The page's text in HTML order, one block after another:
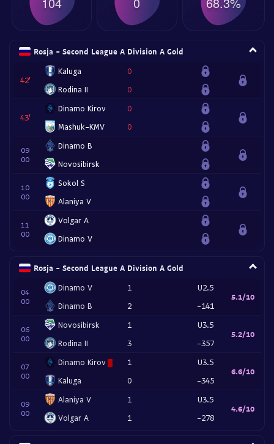
Rosja - Second League A Division A Gold
42
Kaluga
Rodina II
0
0
43
Dinamo Kirov
Mashuk-KMV
0
0
09
00
Dinamo B
Novosibirsk
10
00
Sokol S
Alaniya V
11
00
Volgar A
Dinamo V
Rosja - Second League A Division A Gold
04
00
Dinamo V
Dinamo B
1
2
U2.5
-141
5.1/10
06
00
Novosibirsk
Rodina II
1
3
U3.5
-357
5.2/10
07
00
Dinamo Kirov
Kaluga
1
0
U3.5
-345
6.6/10
09
00
Alaniya V
Volgar A
1
1
U3.5
-278
4.6/10